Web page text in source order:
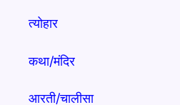
त्योहार
कथा/मंदिर
आरती/चालीसा